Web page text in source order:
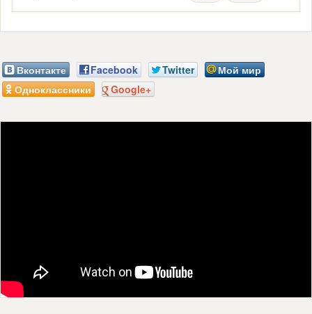
Вконтакте Facebook Twitter
Мой мир
Одноклассники
Google+